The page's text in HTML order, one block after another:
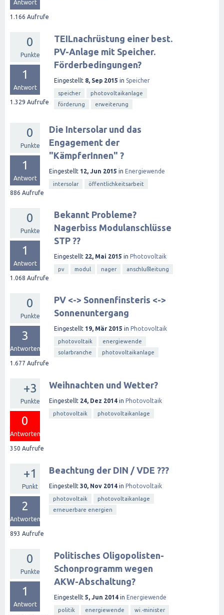
Antwort
1.166 Aufrufe
0
Punkte
1
Antwort
1.329 Aufrufe
TEILnachrüstung einer best.
PV-Anlage mit Speicher.
Förderbedingungen?
Eingestellt 8, Sep 2015 in Speicher
speicher
photovoltaikanlage
förderung
erweiterung
0
Punkte
1
Antwort
886 Aufrufe
Die Intersolar und das
Engagement der
"KämpferInnen" ?
Eingestellt 12, Jun 2015 in Energiewende
intersolar öffentlichkeitsarbeit
0
Punkte
1
Antwort
1.068 Aufrufe
Bekannt Probleme?
Nagerbiss Modulanschlüsse
STP ??
Eingestellt 22, Mai 2015 in Photovoltaik
pv modul nager anschlußleitung
0
Punkte
3
Antworten
1.677 Aufrufe
PV <-> Sonnenfinsteris <->
Sonnenuntergang
Eingestellt 19, Mär 2015 in Photovoltaik
photovoltaik
energiewende
solarbranche
photovoltaikanlage
+3
Punkte
0
Antworten
350 Aufrufe
Weihnachten und Wetter?
Eingestellt 24, Dez 2014 in Photovoltaik
photovoltaik photovoltaikanlage
+1
Punkt
2
Antworten
893 Aufrufe
Beachtung der DIN / VDE ???
Eingestellt 30, Nov 2014 in Photovoltaik
photovoltaik
photovoltaikanlage
erneuerbare energien
0
Punkte
1
Antwort
Politisches Oligopolisten-
Schonprogramm wegen
AKW-Abschaltung?
Eingestellt 5, Jun 2014 in Energiewende
politik energiewende
wi.-minister